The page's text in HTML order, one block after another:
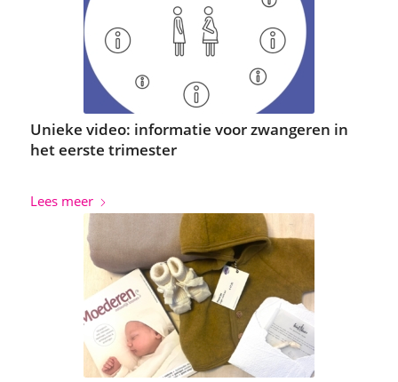
Unieke video: informatie voor zwangeren in
het eerste trimester
Lees meer